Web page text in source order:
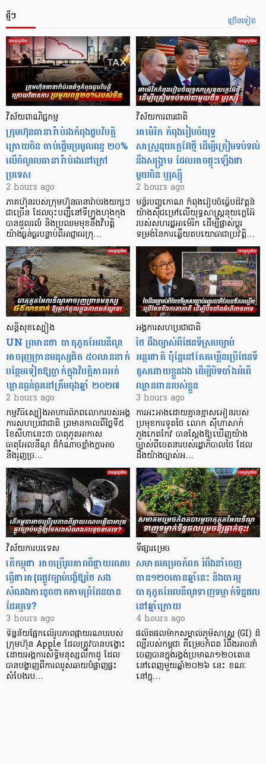
ច្រើនទៀត
ថ្មីៗ
វិស័យពាណិជ្ជកម្ម
ក្រុមហ៊ុនធានារ៉ាប់រងកំពុងជួបវិបត្តិ
ក្រោយចិន ចាប់ផ្តើមប្រមូលពន្ធ ២០%
លើចំណូលធានារ៉ាប់រងនៅក្រៅ
ប្រទេស
2 hours ago
ភាគហ៊ុនរបស់ក្រុមហ៊ុនធានារ៉ាប់រងយក្សៗ
ជាច្រើន ដែលចុះបញ្ជីនៅទីក្រុងហុងកុង
បានដួលរលំ និងប្រឈមមុខនឹងវិបត្តិ
យ៉ាងធ្ងន់ធ្ងរបន្ទាប់ពីអាជ្ញាធរក្រុ…
វិស័យការពារជាតិ
អាម៉េរិក កំពុងរៀបចំយុទ្ធ
សាស្ត្រនុយក្លេអ៊ែថ្មី ដើម្បីត្រៀមទប់ទល់
នឹងសង្គ្រាម ដែលអាចផ្ទុះឡើងជា
មួយចិន ឬរុស្ស៊ី
2 hours ago
មន្ទីរបញ្ចកោណ កំពុងរៀបចំធ្វើបដិវត្តន៍
យ៉ាងស៊ីជម្រៅលើយុទ្ធសាស្ត្រនុយក្លេអ៊ែ
របស់សហរដ្ឋអាម៉េរិក ដើម្បីផ្លាស់ប្តូរ
ទម្រង់នៃការឆ្លើយតបយោធាជាប្រវត្តិ…
សន្តិសុខស្បៀង
UN ព្រមានថា បាតុភូតអែលនីណូ
អាចរុញច្រានមនុស្សជិត ៥០លាននាក់
បន្ថែមទៀតឱ្យធ្លាក់ក្នុងវិបត្តិ​ភាពអត់
ឃ្លានធ្ងន់ធ្ងរនៅត្រឹមចុងឆ្នាំ ២០២៧
2 hours ago
កម្មវិធីស្បៀងអាហារពិភពលោករបស់អង្គ
ការសហប្រជាជាតិ ព្រមាន​កាលពីថ្ងៃទី៥
ខែសីហានេះថា បាតុភូតអាកាស
ធាតុអែលនីណូ ដ៏កំណាចខ្លាំងក្លាអាច
នឹងរុញច្រ…
អង្គការសហប្រជាជាតិ
ថៃ ដឹងច្បាស់ពីផែនទីស្របច្បាប់
អន្តរជាតិ ប៉ុន្តែនៅតែគឃ្លើនប្រើផែនទី
គូសដោយខ្លួនឯង ដើម្បីបិទបាំងអំពើ
ឈ្លានពានរបស់ខ្លួន
3 hours ago
ការអះអាងដោយគ្មានខ្មាសអៀនរបស់
ប្រមុខការទូតថៃ លោក ស៊ីហាសាក់
ភួងកេតកែវ បានស្តែងឱ្យឃើញយ៉ាង
ច្បាស់ពីចេតនារបស់រដ្ឋាភិបាលថៃ ដែល
ដឹងយ៉ាងច្បាស់អ…
វិស័យការបរទេស
តើកម្ពុជា អាចប្រើរូបភាពពីផ្កាយរណប
ធ្វើជាអាវុធផ្លូវច្បាប់បង្ខំឱ្យថៃ សង
សំណងការខូចខាតតាមព្រំដែនបាន
ដែរឬទេ?​
3 hours ago
ទិន្នន័យផ្អែកលើរូបភាពផ្កាយរណបរបស់
ក្រុមហ៊ុន Apple ដែលត្រូវបានបង្ហោះ
ដោយអង្គការសិទ្ធិមនុស្សលីកាដូ ដែល
បានបង្ហាញពីការឈូសឆាយបំផ្លាញផ្ទះ
សំបែងរប…
ទីផ្សារម្រេច
សមាគមម្រេចកំពត រំពឹងនាំចេញ
បាន១២០តោនឆ្នាំនេះ និងបារម្ភ
បាតុភូតអែលនីណូទាញទម្លាក់ទិន្នផល
នៅឆ្នាំក្រោយ
4 hours ago
ផលិតផលម៉ាកសម្គាល់ភូមិសាស្ត្រ (GI) ដ៏
ល្បីរបស់កម្ពុជា គឺម្រេចកំពត រំពឹងអាចនាំ
ចេញបានក្នុងរង្វង់ប្រមាណ១២០តោន
នៅពេញមួយឆ្នាំ២០២៦ នេះ ខណៈ
នៅក្នុ…